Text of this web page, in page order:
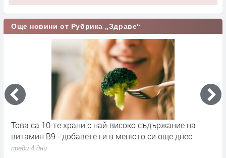
Още новини от Рубрика „Здраве“
Това са 10-те храни с най-високо съдържание на
витамин B9 - добавете ги в менюто си още днес
преди 4 дни